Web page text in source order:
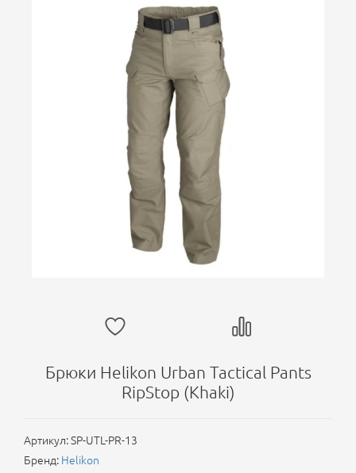
Брюки Helikon Urban Tactical Pants
RipStop (Khaki)
Артикул:SP-UTL-PR-13
Бренд: Helikon